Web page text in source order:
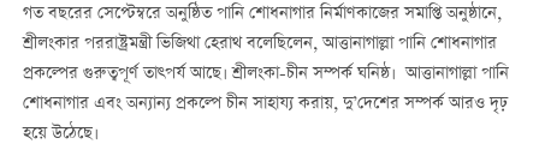
গত বছরের সেপ্টেম্বরে অনুষ্ঠিত পানি শোধনাগার নির্মাণকাজের সমাপ্তি অনুষ্ঠানে,
শ্রীলংকার পররাষ্ট্রমন্ত্রী ভিজিথা হেরাথ বলেছিলেন, আত্তানাগাল্লা পানি শোধনাগার
প্রকল্পের গুরুত্বপূর্ণ তাত্পর্য আছে। শ্রীলংকা-চীন সম্পর্ক ঘনিষ্ঠ। আত্তানাগাল্লা পানি
শোধনাগার এবং অন্যান্য প্রকল্পে চীন সাহায্য করায়, দু’দেশের সম্পর্ক আরও দৃঢ়
হয়ে উঠেছে।